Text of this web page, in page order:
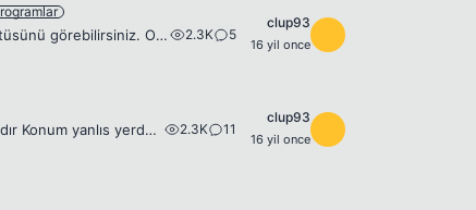
Merhaba arkadaslar alchemy Gamer 10 dg itemler . alttaki ss 'lerdn oyunun görüntüsünü görebilirsiniz. Oyundan bir Kare - Resim Silinmiş. Download http://s2.dosya.tc/AlchemyGamer_10345.rar.html VirusTo... 2.3K 5
clup93
16 yil once
Programı Kısaca Özetlemek Gerekirse Güzel bir taxi programı kullanısı gayet kolaydır Konum yanlıs yerdeyse adminlerden ricam doğru yere taşımaları güle güle kullanın - Resim Silinmiş. EDİT http://www... 2.3K 11
clup93
16 yil once